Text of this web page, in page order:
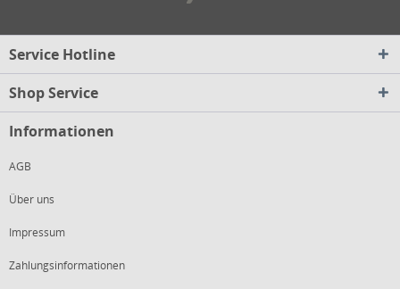
Service Hotline
Shop Service
Informationen
AGB
Über uns
Impressum
Zahlungsinformationen